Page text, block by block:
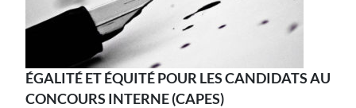
ÉGALITÉ ET ÉQUITÉ POUR LES CANDIDATS AU
CONCOURS INTERNE (CAPES)